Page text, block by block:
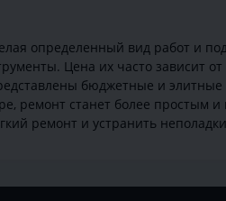
определенный вид работ и
Цена их часто зависит
бюджетные и
ремонт станет более простым
ремонт и устранить